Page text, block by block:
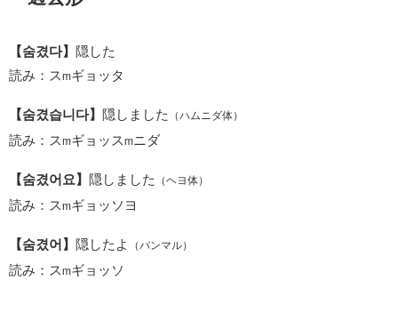
【숨겼다】 隠した
読み：ス mギョッタ
【숨겼습니다】 隠しました （ハムニダ体）
読み：ス mギョッス m ニダ
【숨겼어요】 隠しました （ヘヨ体）
読み：ス mギョッソヨ
【숨겼어】 隠したよ （パンマル）
読み：ス mギョッソ